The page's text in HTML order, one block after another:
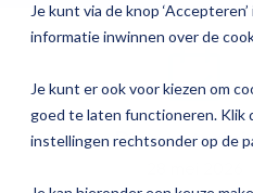
Je kunt via de knop
informatie inwinnen over de
Je kunt er ook voor kiezen om
goed te laten functioneren. Klik
instellingen rechtsonder op de
Leerlingen
Ouders
Applicatiebeheer
Overstappen
Werken bij Magister
Gebruikerspanel
Media & PersDatum